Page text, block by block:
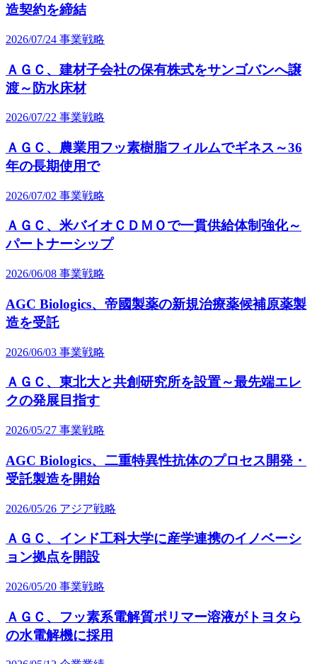
造契約を締結
2026/07/24 事業戦略
ＡＧＣ、建材子会社の保有株式をサンゴバンへ譲
渡～防水床材
2026/07/22 事業戦略
ＡＧＣ、農業用フッ素樹脂フィルムでギネス～36
年の長期使用で
2026/07/02 事業戦略
ＡＧＣ、米バイオＣＤＭＯで一貫供給体制強化～
パートナーシップ
2026/06/08 事業戦略
AGC Biologics、帝國製薬の新規治療薬候補原薬製
造を受託
2026/06/03 事業戦略
ＡＧＣ、東北大と共創研究所を設置～最先端エレ
クの発展目指す
2026/05/27 事業戦略
AGC Biologics、二重特異性抗体のプロセス開発・
受託製造を開始
2026/05/26 アジア戦略
ＡＧＣ、インド工科大学に産学連携のイノベーシ
ョン拠点を開設
2026/05/20 事業戦略
ＡＧＣ、フッ素系電解質ポリマー溶液がトヨタら
の水電解機に採用